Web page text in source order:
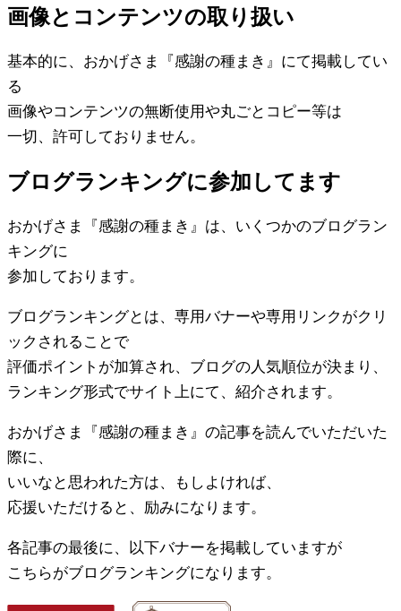
画像とコンテンツの取り扱い
基本的に、おかげさま『感謝の種まき』にて掲載してい
る
画像やコンテンツの無断使用や丸ごとコピー等は
一切、許可しておりません。
ブログランキングに参加してます
おかげさま『感謝の種まき』は、いくつかのブログラン
キングに
参加しております。
ブログランキングとは、専用バナーや専用リンクがクリ
ックされることで
評価ポイントが加算され、ブログの人気順位が決まり、
ランキング形式でサイト上にて、紹介されます。
おかげさま『感謝の種まき』の記事を読んでいただいた
際に、
いいなと思われた方は、もしよければ、
応援いただけると、励みになります。
各記事の最後に、以下バナーを掲載していますが
こちらがブログランキングになります。